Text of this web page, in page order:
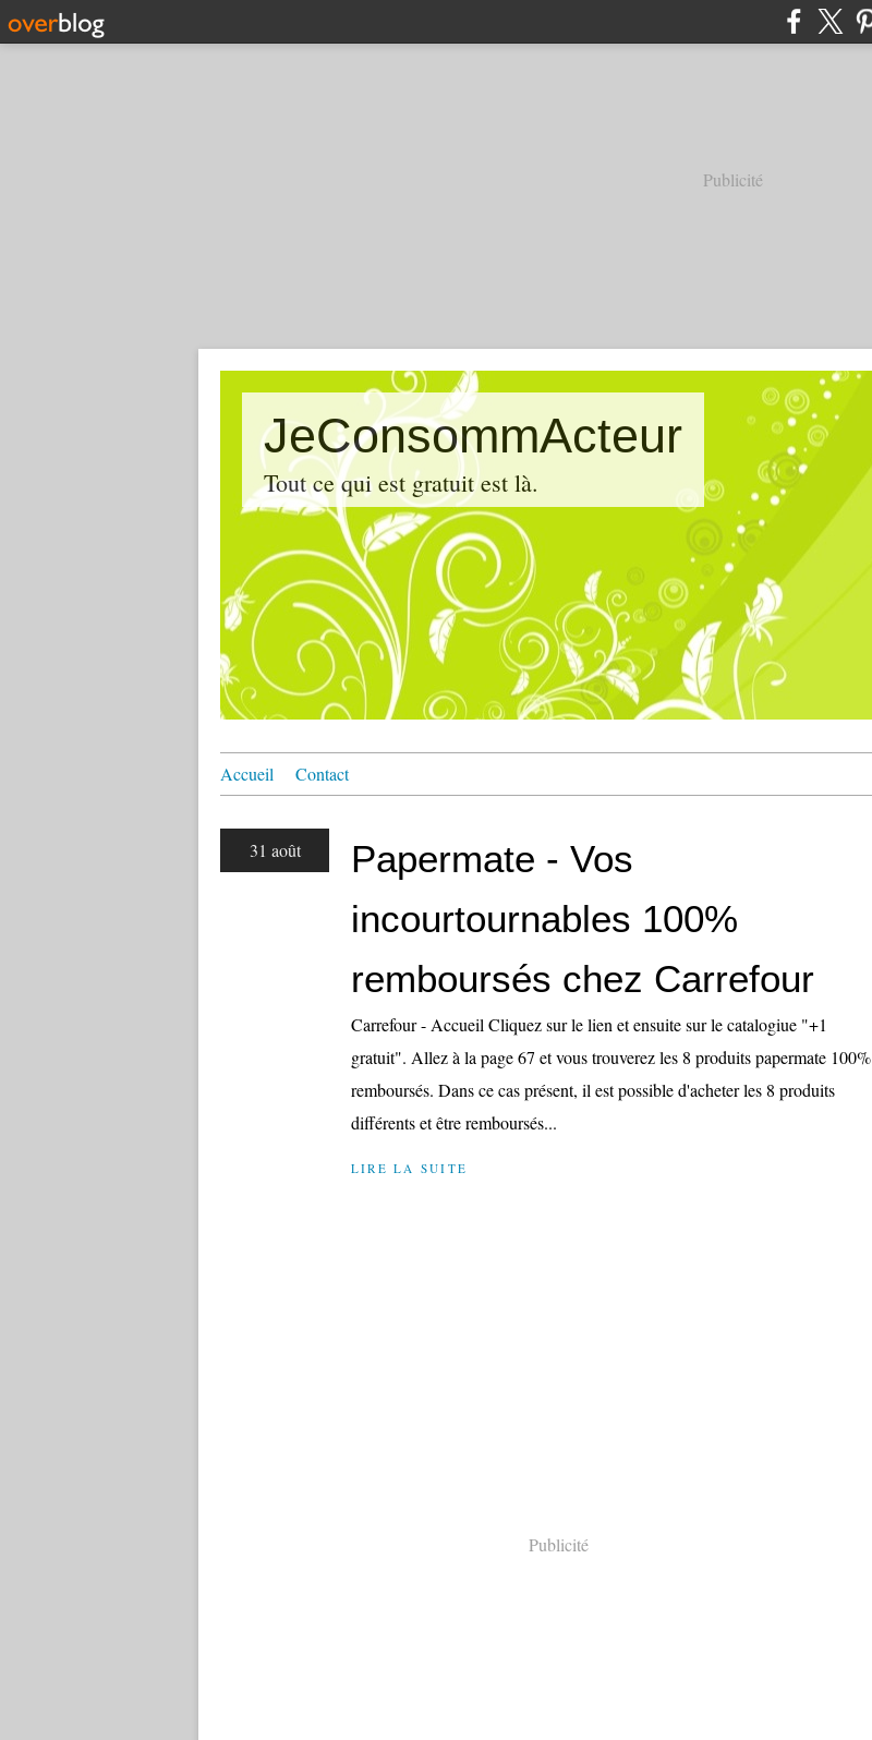
Publicité
JeConsommActeur
Tout ce qui est gratuit est là.
Accueil Contact
31 août
Papermate - Vos
incourtournables 100%
remboursés chez Carrefour
Carrefour - Accueil Cliquez sur le lien et ensuite sur le catalogiue "+1
gratuit". Allez à la page 67 et vous trouverez les 8 produits papermate 100%
remboursés. Dans ce cas présent, il est possible d'acheter les 8 produits
différents et être remboursés...
LIRE LA SUITE
Publicité